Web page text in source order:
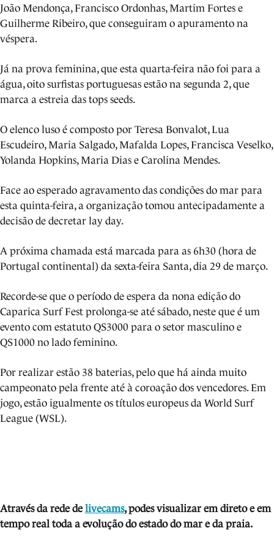
João Mendonça, Francisco Ordonhas, Martim Fortes e
Guilherme Ribeiro, que conseguiram o apuramento na
véspera.
Já na prova feminina, que esta quarta-feira não foi para a
água, oito surfistas portuguesas estão na segunda 2, que
marca a estreia das tops seeds.
O elenco luso é composto por Teresa Bonvalot, Lua
Escudeiro, Maria Salgado, Mafalda Lopes, Francisca Veselko,
Yolanda Hopkins, Maria Dias e Carolina Mendes.
Face ao esperado agravamento das condições do mar para
esta quinta-feira, a organização tomou antecipadamente a
decisão de decretar lay day.
A próxima chamada está marcada para as 6h30 (hora de
Portugal continental) da sexta-feira Santa, dia 29 de março.
Recorde-se que o período de espera da nona edição do
Caparica Surf Fest prolonga-se até sábado, neste que é um
evento com estatuto QS3000 para o setor masculino e
QS1000 no lado feminino.
Por realizar estão 38 baterias, pelo que há ainda muito
campeonato pela frente até à coroação dos vencedores. Em
jogo, estão igualmente os títulos europeus da World Surf
League (WSL).
Através da rede delivecams, podes visualizar em direto e em
tempo real toda a evolução do estado do mar e da praia.